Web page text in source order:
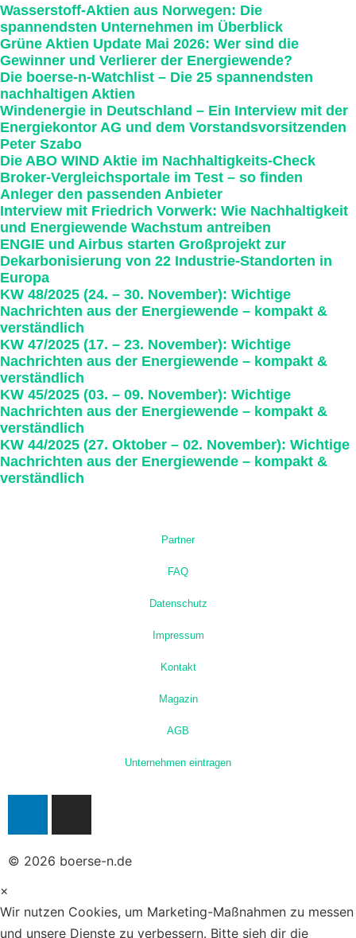
Wasserstoff-Aktien aus Norwegen: Die
spannendsten Unternehmen im Überblick
Grüne Aktien Update Mai 2026: Wer sind die
Gewinner und Verlierer der Energiewende?
Die boerse-n-Watchlist – Die 25 spannendsten
nachhaltigen Aktien
Windenergie in Deutschland – Ein Interview mit der
Energiekontor AG und dem Vorstandsvorsitzenden
Peter Szabo
Die ABO WIND Aktie im Nachhaltigkeits-Check
Broker-Vergleichsportale im Test – so finden
Anleger den passenden Anbieter
Interview mit Friedrich Vorwerk: Wie Nachhaltigkeit
und Energiewende Wachstum antreiben
ENGIE und Airbus starten Großprojekt zur
Dekarbonisierung von 22 Industrie-Standorten in
Europa
KW 48/2025 (24. – 30. November): Wichtige
Nachrichten aus der Energie­wende – kompakt &
verständlich
KW 47/2025 (17. – 23. November): Wichtige
Nachrichten aus der Energie­wende – kompakt &
verständlich
KW 45/2025 (03. – 09. November): Wichtige
Nachrichten aus der Energie­wende – kompakt &
verständlich
KW 44/2025 (27. Oktober – 02. November): Wichtige
Nachrichten aus der Energie­wende – kompakt &
verständlich
Partner
FAQ
Datenschutz
Impressum
Kontakt
Magazin
AGB
Unternehmen eintragen
© 2026 boerse-n.de
×
Wir nutzen Cookies, um Marketing-Maßnahmen zu messen
und unsere Dienste zu verbessern. Bitte sieh dir die